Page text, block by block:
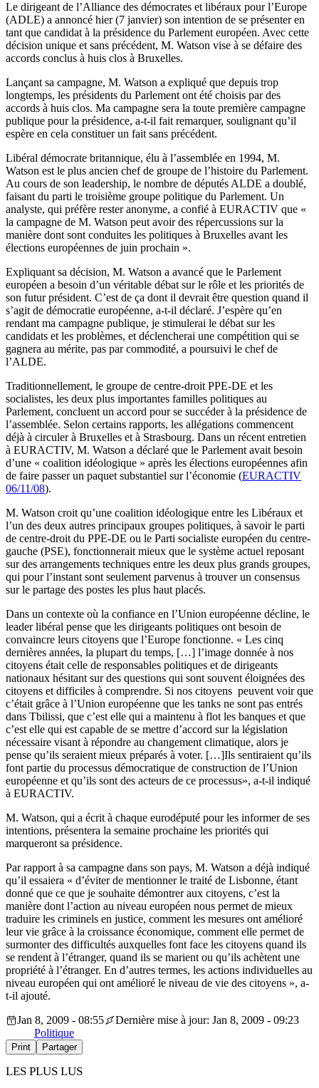
Le dirigeant de l’Alliance des démocrates et libéraux pour l’Europe
(ADLE) a annoncé hier (7 janvier) son intention de se présenter en
tant que candidat à la présidence du Parlement européen. Avec cette
décision unique et sans précédent, M. Watson vise à se défaire des
accords conclus à huis clos à Bruxelles.
Lançant sa campagne, M. Watson a expliqué que depuis trop
longtemps, les présidents du Parlement ont été choisis par des
accords à huis clos. Ma campagne sera la toute première campagne
publique pour la présidence, a-t-il fait remarquer, soulignant qu’il
espère en cela constituer un fait sans précédent.
Libéral démocrate britannique, élu à l’assemblée en 1994, M.
Watson est le plus ancien chef de groupe de l’histoire du Parlement.
Au cours de son leadership, le nombre de députés ALDE a doublé,
faisant du parti le troisième groupe politique du Parlement. Un
analyste, qui préfère rester anonyme, a confié à EURACTIV que «
la campagne de M. Watson peut avoir des répercussions sur la
manière dont sont conduites les politiques à Bruxelles avant les
élections européennes de juin prochain ».
Expliquant sa décision, M. Watson a avancé que le Parlement
européen a besoin d’un véritable débat sur le rôle et les priorités de
son futur président. C’est de ça dont il devrait être question quand il
s’agit de démocratie européenne, a-t-il déclaré. J’espère qu’en
rendant ma campagne publique, je stimulerai le débat sur les
candidats et les problèmes, et déclencherai une compétition qui se
gagnera au mérite, pas par commodité, a poursuivi le chef de
l’ALDE.
Traditionnellement, le groupe de centre-droit PPE-DE et les
socialistes, les deux plus importantes familles politiques au
Parlement, concluent un accord pour se succéder à la présidence de
l’assemblée. Selon certains rapports, les allégations commencent
déjà à circuler à Bruxelles et à Strasbourg. Dans un récent entretien
à EURACTIV, M. Watson a déclaré que le Parlement avait besoin
d’une « coalition idéologique » après les élections européennes afin
de faire passer un paquet substantiel sur l’économie (EURACTIV
06/11/08).
M. Watson croit qu’une coalition idéologique entre les Libéraux et
l’un des deux autres principaux groupes politiques, à savoir le parti
de centre-droit du PPE-DE ou le Parti socialiste européen du centre-
gauche (PSE), fonctionnerait mieux que le système actuel reposant
sur des arrangements techniques entre les deux plus grands groupes,
qui pour l’instant sont seulement parvenus à trouver un consensus
sur le partage des postes les plus haut placés.
Dans un contexte où la confiance en l’Union européenne décline, le
leader libéral pense que les dirigeants politiques ont besoin de
convaincre leurs citoyens que l’Europe fonctionne. « Les cinq
dernières années, la plupart du temps, […] l’image donnée à nos
citoyens était celle de responsables politiques et de dirigeants
nationaux hésitant sur des questions qui sont souvent éloignées des
citoyens et difficiles à comprendre. Si nos citoyens peuvent voir que
c’était grâce à l’Union européenne que les tanks ne sont pas entrés
dans Tbilissi, que c’est elle qui a maintenu à flot les banques et que
c’est elle qui est capable de se mettre d’accord sur la législation
nécessaire visant à répondre au changement climatique, alors je
pense qu’ils seraient mieux préparés à voter. […]Ils sentiraient qu’ils
font partie du processus démocratique de construction de l’Union
européenne et qu’ils sont des acteurs de ce processus», a-t-il indiqué
à EURACTIV.
M. Watson, qui a écrit à chaque eurodéputé pour les informer de ses
intentions, présentera la semaine prochaine les priorités qui
marqueront sa présidence.
Par rapport à sa campagne dans son pays, M. Watson a déjà indiqué
qu’il essaiera « d’éviter de mentionner le traité de Lisbonne, étant
donné que ce que je souhaite démontrer aux citoyens, c’est la
manière dont l’action au niveau européen nous permet de mieux
traduire les criminels en justice, comment les mesures ont amélioré
leur vie grâce à la croissance économique, comment elle permet de
surmonter des difficultés auxquelles font face les citoyens quand ils
se rendent à l’étranger, quand ils se marient ou qu’ils achètent une
propriété à l’étranger. En d’autres termes, les actions individuelles au
niveau européen qui ont amélioré le niveau de vie des citoyens », a-
t-il ajouté.
Jan 8, 2009 - 08:55
Dernière mise à jour: Jan 8, 2009 - 09:23
Politique
Print Partager
LES PLUS LUS